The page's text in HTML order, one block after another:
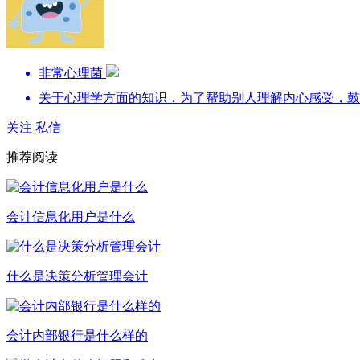
非常心理菌
关于心理学方面的知识，为了帮助别人理解内心感受，
关注 私信
推荐阅读
会计信息化用户是什么
什么是决策分析管理会计
会计内部银行是什么样的